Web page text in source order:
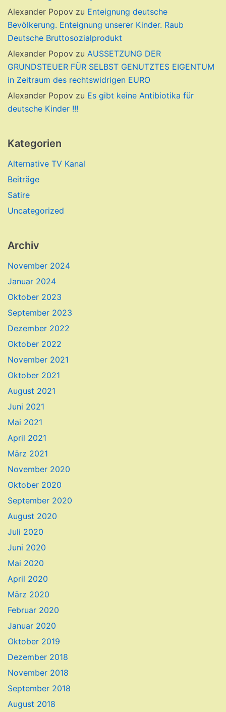
Alexander Popov zu Enteignung deutsche
Bevölkerung. Enteignung unserer Kinder. Raub
Deutsche Bruttosozialprodukt
Alexander Popov zu AUSSETZUNG DER
GRUNDSTEUER FÜR SELBST GENUTZTES EIGENTUM
in Zeitraum des rechtswidrigen EURO
Alexander Popov zu Es gibt keine Antibiotika für
deutsche Kinder !!!
Kategorien
Alternative TV Kanal
Beiträge
Satire
Uncategorized
Archiv
November 2024
Januar 2024
Oktober 2023
September 2023
Dezember 2022
Oktober 2022
November 2021
Oktober 2021
August 2021
Juni 2021
Mai 2021
April 2021
März 2021
November 2020
Oktober 2020
September 2020
August 2020
Juli 2020
Juni 2020
Mai 2020
April 2020
März 2020
Februar 2020
Januar 2020
Oktober 2019
Dezember 2018
November 2018
September 2018
August 2018